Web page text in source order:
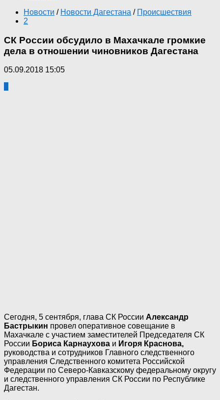
Новости / Новости Дагестана / Происшествия
2
СК России обсудило в Махачкале громкие
дела в отношении чиновников Дагестана
05.09.2018 15:05
Сегодня, 5 сентября, глава СК России Александр
Бастрыкин провел оперативное совещание в
Махачкале с участием заместителей Председателя СК
России Бориса Карнаухова и Игоря Краснова,
руководства и сотрудников Главного следственного
управления Следственного комитета Российской
Федерации по Северо-Кавказскому федеральному округу
и следственного управления СК России по Республике
Дагестан.